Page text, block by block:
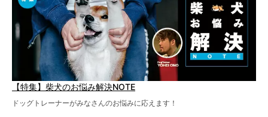
【特集】柴犬のお悩み解決NOTE
ドッグトレーナーがみなさんのお悩みに応えます！